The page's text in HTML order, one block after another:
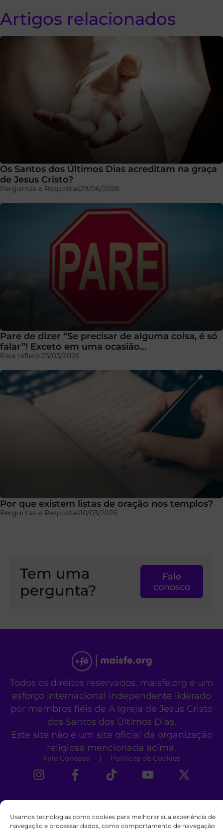
Usamos tecnologias como cookies para melhorar sua experiência de
navegação e processar dados, como comportamento de navegação
Artigos relacionados
Os Santos dos Últimos Dias acreditam na graça
de Jesus Cristo?
Perguntas e Respostas29/06/2026
Pare de dizer “Se precisar de alguma coisa, é só
falar”! Exceto em uma ocasião…
Para refletir23/03/2026
Por que existem listas de oração nos templos?
Perguntas e Respostas10/03/2026
Tem uma
pergunta?
Fale
conosco
Todos os direitos reservados. maisfe.org é um
esforço internacional independente liderado
por membros fiéis de A Igreja de Jesus Cristo
dos Santos dos Últimos Dias.
Este site não é um site oficial da organização
religiosa mencionada acima.
Fale Conosco Políticas de Cookies